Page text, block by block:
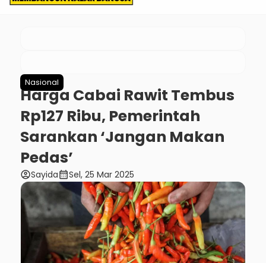
Nasional
Harga Cabai Rawit Tembus
Rp127 Ribu, Pemerintah
Sarankan ‘Jangan Makan
Pedas’
account_circleSayidacalendar_monthSel, 25 Mar 2025